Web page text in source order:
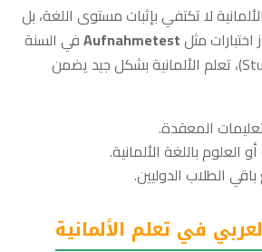
لا تكتفي بإثبات مستوى اللغة، بل
مثلAufnahmetestفي السنة
التحضيرية (Studienkolleg)، تعلم الألمانية بشكل جيد يضمن
المعقدة.
العلوم باللغة الألمانية.
الطلاب الدوليين.
في تعلم الألمانية